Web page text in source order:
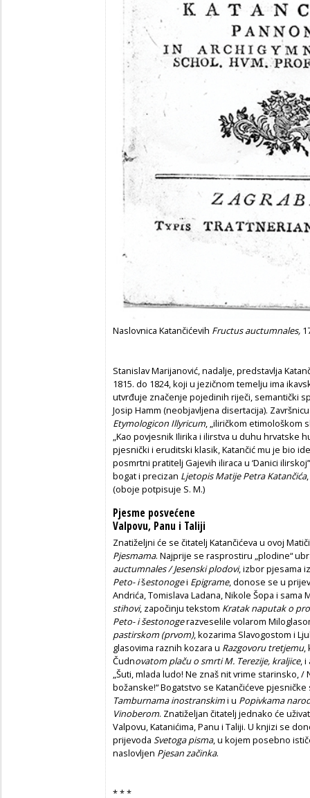
Naslovnica Katančićevih Fructus auctumnales,
Stanislav Marijanović, nadalje, predstavlja
1815. do 1824, koji u jezičnom temelju ima
utvrđuje značenje pojedinih riječi, semantički
Josip Hamm (neobjavljena disertacija).
Etymologicon Illyricum, „iliričkom etimološkom
„Kao povjesnik Ilirika i ilirstva u duhu hrvatske
pjesnički i eruditski klasik, Katančić mu je bio
posmrtni pratitelj Gajevih iliraca u ‘Danici
bogat i precizan Ljetopis Matije Petra Katančića
(oboje potpisuje S. M.)
Pjesme posvećene
Valpovu, Panu i Taliji
Znatiželjni će se čitatelj Katančićeva u ovoj
Pjesmama. Najprije se rasprostiru „plodine“
auctumnales / Jesenski plodovi, izbor pjesama
Peto- išestonogei Epigrame, donose se u
Andrića, Tomislava Ladana, Nikole Šopa i sama
stihovi, započinju tekstom Kratak naputak o
Peto- i šestonogerazveselile volarom
pastirskom (prvom), kozarima Slavogostom i
glasovima raznih kozara u Razgovoru tretjemu,
Čudnovatom plaču o smrti M. Terezije, kraljice, i
„Šuti, mlada ludo! Ne znaš nit vrime starinsko,
božanske!“ Bogatstvo se Katančićeve
Tamburnama inostranskimi u Popivkama
Vinoberom. Znatiželjan čitatelj jednako će
Valpovu, Katanićima, Panu i Taliji. U knjizi se
prijevoda Svetoga pisma, u kojem posebno
naslovljen Pjesan začinka.
* * *